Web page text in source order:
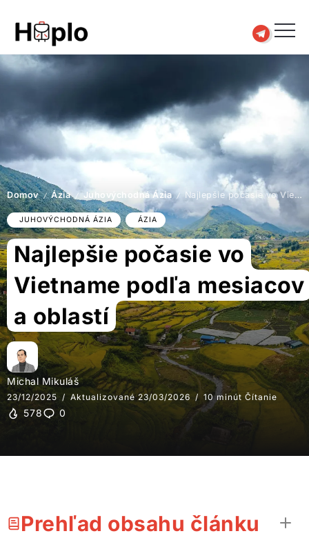
Domov / Ázia / Juhovýchodná Ázia / Najlepšie počasie vo Vietname podľa mesiacov a oblastí
JUHOVÝCHODNÁ ÁZIA ÁZIA
Najlepšie počasie vo
Vietname podľa mesiacov
a oblastí
Michal Mikuláš
23/12/2025 Aktualizované 23/03/2026 10 minút Čítanie
578 0
Prehľad obsahu článku